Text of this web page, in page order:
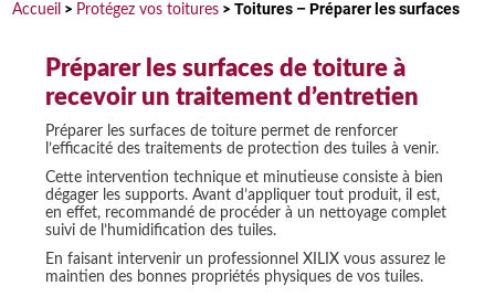
Accueil > Protégez vos toitures >Toitures – Préparer les surfaces
Préparer les surfaces de toiture à
recevoir un traitement d’entretien
Préparer les surfaces de toiture permet de renforcer
l’efficacité des traitements de protection des tuiles à venir.
Cette intervention technique et minutieuse consiste à bien
dégager les supports. Avant d’appliquer tout produit, il est,
en effet, recommandé de procéder à un nettoyage complet
suivi de l’humidification des tuiles.
En faisant intervenir un professionnel XILIX vous assurez le
maintien des bonnes propriétés physiques de vos tuiles.